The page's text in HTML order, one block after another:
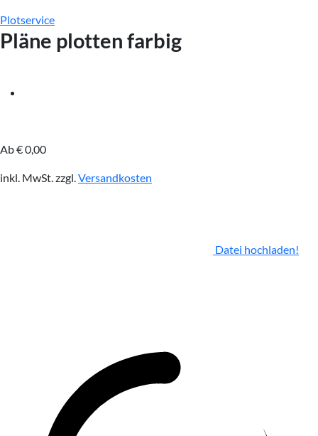
Plotservice
Pläne plotten farbig
Ab€0,00
inkl. MwSt.zzgl.Versandkosten
Datei hochladen!